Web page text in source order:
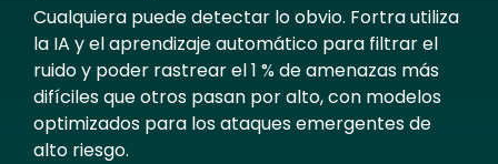
Cualquiera puede detectar lo obvio. Fortra utiliza
la IA y el aprendizaje automático para filtrar el
ruido y poder rastrear el 1 % de amenazas más
difíciles que otros pasan por alto, con modelos
optimizados para los ataques emergentes de
alto riesgo.